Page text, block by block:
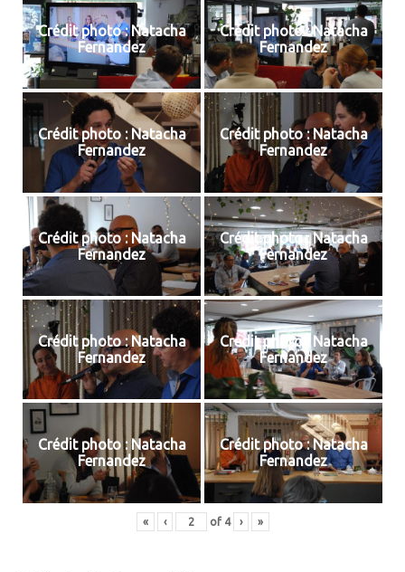
Crédit photo : Natacha
Fernandez
Crédit photo : Natacha
Fernandez
Crédit photo : Natacha
Fernandez
Crédit photo : Natacha
Fernandez
Crédit photo : Natacha
Fernandez
Crédit photo : Natacha
Fernandez
Crédit photo : Natacha
Fernandez
Crédit photo : Natacha
Fernandez
Crédit photo : Natacha
Fernandez
Crédit photo : Natacha
Fernandez
« ‹ of 4 › »